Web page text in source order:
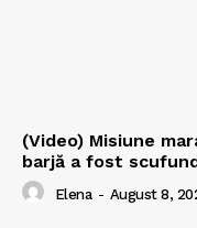
(Video) Misiune
barjă a fost
Elena - August 8,